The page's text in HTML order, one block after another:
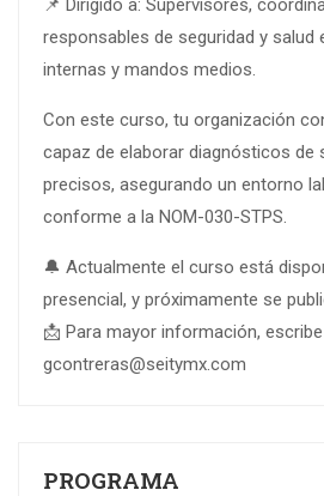
📌 Dirigido a: Supervisores,
responsables de seguridad y salud
internas y mandos medios.
Con este curso, tu organización
capaz de elaborar diagnósticos de
precisos, asegurando un entorno
conforme a la NOM-030-STPS.
🔔 Actualmente el curso está
presencial, y próximamente se
📩 Para mayor información, escribe
gcontreras@seitymx.com
PROGRAMA